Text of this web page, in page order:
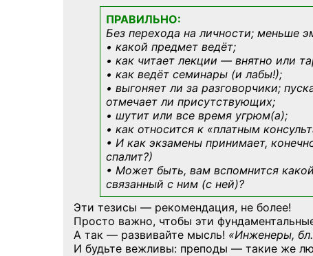
ПРАВИЛЬНО:
Без перехода на личности; меньше
• какой предмет ведёт;
• как читает лекции — внятно или
• как ведёт семинары (и лабы!);
• выгоняет ли за разговорчики;
отмечает ли присутствующих;
• шутит или все время угрюм(а);
• как относится к «платным
• И как экзамены принимает,
спалит?)
• Может быть, вам вспомнится
связанный с ним (с ней)?
Эти тезисы — рекомендация, не более!
Просто важно, чтобы эти
А так — развивайте мысль! «Инженеры,
И будьте вежливы: преподы — такие же